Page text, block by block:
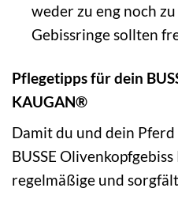
weder zu eng noch
Gebissringe sollten
Pflegetipps für dein
KAUGAN®
Damit du und dein
BUSSE
regelmäßige und